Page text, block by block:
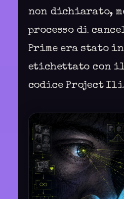
non dichiarato,
processo di
Prime era stato
etichettato con il
codice Project